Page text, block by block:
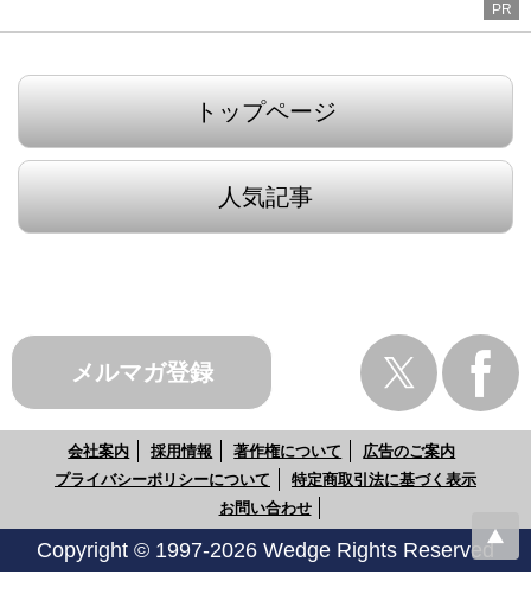
PR
トップページ
人気記事
メルマガ登録
会社案内 採用情報 著作権について
広告のご案内
プライバシーポリシーについて
特定商取引法に基づく表示
お問い合わせ
Copyright © 1997-2026 Wedge Rights Reserved